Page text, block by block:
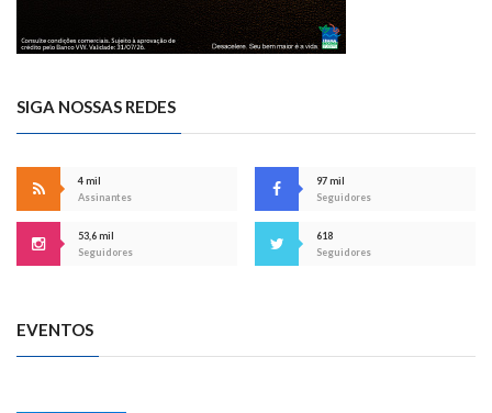
SIGA NOSSAS REDES
4 mil
Assinantes
97 mil
Seguidores
53,6 mil
Seguidores
618
Seguidores
EVENTOS